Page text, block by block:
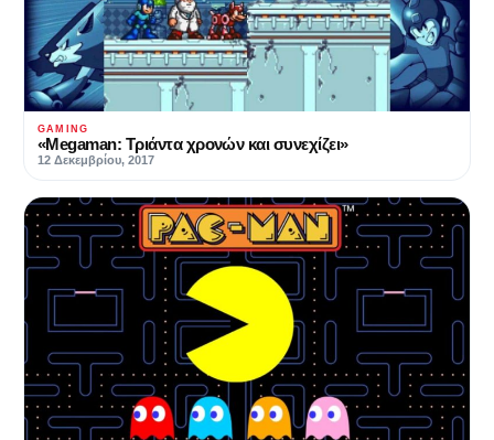
GAMING
«Megaman: Τριάντα χρονών και συνεχίζει»
12 Δεκεμβρίου, 2017